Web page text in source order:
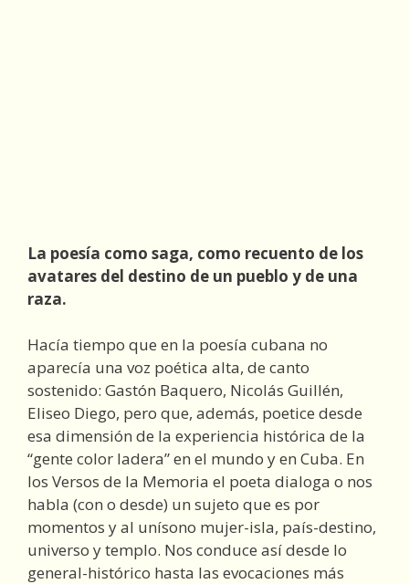
La poesía como saga, como recuento de los
avatares del destino de un pueblo y de una
raza.
Hacía tiempo que en la poesía cubana no
aparecía una voz poética alta, de canto
sostenido: Gastón Baquero, Nicolás Guillén,
Eliseo Diego, pero que, además, poetice desde
esa dimensión de la experiencia histórica de la
“gente color ladera” en el mundo y en Cuba. En
los Versos de la Memoria el poeta dialoga o nos
habla (con o desde) un sujeto que es por
momentos y al unísono mujer-isla, país-destino,
universo y templo. Nos conduce así desde lo
general-histórico hasta las evocaciones más